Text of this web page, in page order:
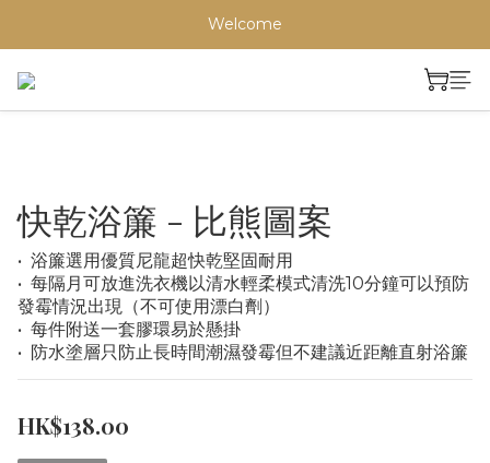
Welcome
快乾浴簾 - 比熊圖案
•⁠  ⁠浴簾選用優質尼龍超快乾堅固耐用
•⁠  ⁠每隔月可放進洗衣機以清水輕柔模式清洗10分鐘可以預防
發霉情況出現（不可使用漂白劑）
•⁠  ⁠每件附送一套膠環易於懸掛
•⁠  ⁠防水塗層只防止長時間潮濕發霉但不建議近距離直射浴簾
HK$138.00